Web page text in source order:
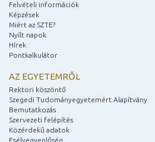
Felvételi információk
Képzések
Miért az SZTE?
Nyílt napok
Hírek
Pontkalkulátor
AZ EGYETEMRŐL
Rektori köszöntő
Szegedi Tudományegyetemért Alapítvány
Bemutatkozás
Szervezeti felépítés
Közérdekű adatok
Esélyegyenlőség